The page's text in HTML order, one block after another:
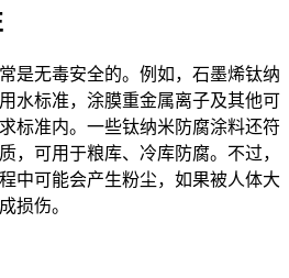
是无毒安全的。例如，石墨烯钛纳
水标准，涂膜重金属离子及其他可
标准内。一些钛纳米防腐涂料还符
，可用于粮库、冷库防腐。不过，
中可能会产生粉尘，如果被人体大
损伤。